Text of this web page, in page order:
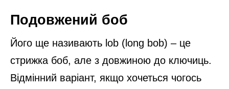
Подовжений боб
Його ще називають lob (long bob) – це
стрижка боб, але з довжиною до ключиць.
Відмінний варіант, якщо хочеться чогось